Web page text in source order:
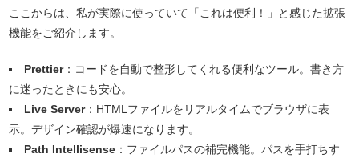
ここからは、私が実際に使っていて「これは便利！」と感じた拡張
機能をご紹介します。
Prettier：コードを自動で整形してくれる便利なツール。書き方
に迷ったときにも安心。
Live Server：HTMLファイルをリアルタイムでブラウザに表
示。デザイン確認が爆速になります。
Path Intellisense ：ファイルパスの補完機能。パスを手打ちす